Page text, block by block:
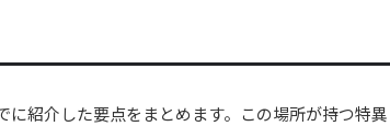
紹介した要点をまとめます。この場所が持つ特異